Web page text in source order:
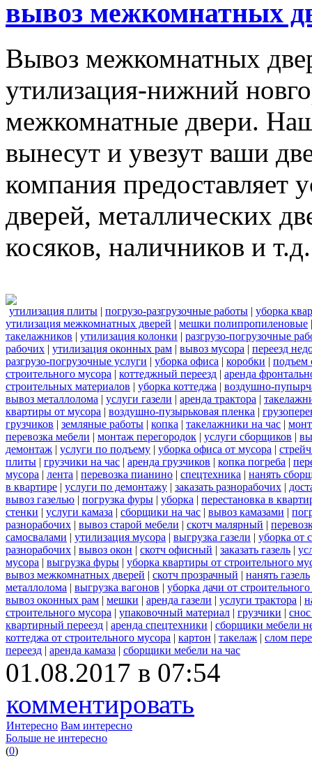
вывоз межкомнатных
Вывоз межкомнатных
утилизация-нижний
межкомнатные двери.
вынесут и увезут ваши
компания предоставляет
дверей, металлических
косяков, наличников и т.д.
утилизация плиты | погрузо-разгрузочные работы | уборка
утилизация межкомнатных дверей | мешки полипропиленовые
такелажников | утилизация колонки | разгрузо-погрузочные
рабочих | утилизация оконных рам | вывоз мусора | переезд
разгрузо-погрузочные услуги | уборка офиса | коробки | подъем
строительного мусора | коттеджный переезд | аренда
строительных материалов | уборка коттеджа | воздушно-
вывоз металлолома | услуги газели | аренда трактора |
квартиры от мусора | воздушно-пузырьковая пленка |
грузчиков | земляные работы | копка | такелажники на час |
перевозка мебели | монтаж перегородок | услуги сборщиков |
демонтаж | услуги по подъему | уборка офиса от мусора |
плиты | грузчики на час | аренда грузчиков | копка погреба |
мусора | лента | перевозка пианино | спецтехника | нанять
в квартире | услуги по демонтажу | заказать разнорабочих |
вывоз газелью | погрузка фуры | уборка | перестановка в
стенки | услуги камаза | сборщики на час | вывоз камазами |
разнорабочих | вывоз старой мебели | скотч малярный |
самосвалами | утилизация мусора | выгрузка газели | уборка от
разнорабочих | вывоз окон | скотч офисный | заказать газель |
мусора | выгрузка фуры | уборка квартиры от строительного
вывоз межкомнатных дверей | скотч прозрачный | нанять газель
металлолома | выгрузка вагонов | уборка дачи от
вывоз оконных рам | мешки | аренда газели | услуги трактора |
строительного мусора | упаковочный материал | грузчики |
квартирный переезд | аренда спецтехники | сборщики мебели
коттеджа от строительного мусора | картон | такелаж | слом
переезд | аренда камаза | сборщики мебели на час
01.08.2017 в 07:54
комментировать
Интересно Вам интересно
Больше не интересно
(0)